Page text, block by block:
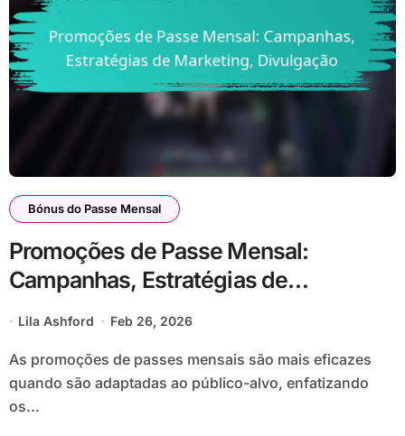
Bónus do Passe Mensal
Promoções de Passe Mensal:
Campanhas, Estratégias de
Marketing, Divulgação
Lila Ashford Feb 26, 2026
As promoções de passes mensais são mais eficazes
quando são adaptadas ao público-alvo, enfatizando
os...